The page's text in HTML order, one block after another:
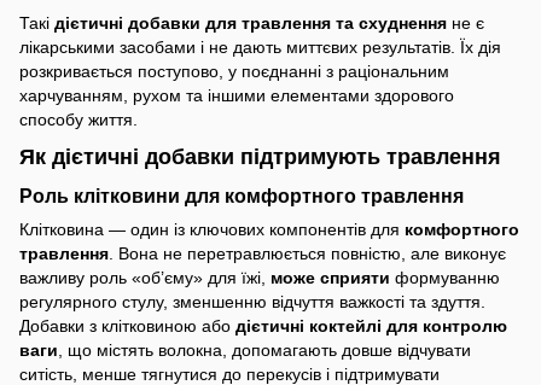
Такі дієтичні добавки для травлення та схуднення не є
лікарськими засобами і не дають миттєвих результатів. Їх дія
розкривається поступово, у поєднанні з раціональним
харчуванням, рухом та іншими елементами здорового
способу життя.
Як дієтичні добавки підтримують травлення
Роль клітковини для комфортного травлення
Клітковина — один із ключових компонентів для комфортного
травлення . Вона не перетравлюється повністю, але виконує
важливу роль «об’єму» для їжі, може сприяти формуванню
регулярного стулу, зменшенню відчуття важкості та здуття.
Добавки з клітковиною або дієтичні коктейлі для контролю
ваги , що містять волокна, допомагають довше відчувати
ситість, менше тягнутися до перекусів і підтримувати